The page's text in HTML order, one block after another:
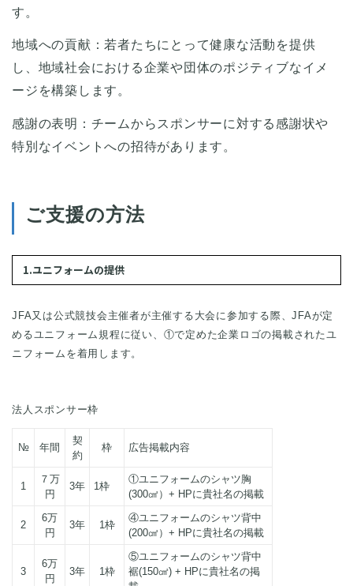
す。
地域への貢献：若者たちにとって健康な活動を提供
し、地域社会における企業や団体のポジティブなイメ
ージを構築します。
感謝の表明：チームからスポンサーに対する感謝状や
特別なイベントへの招待があります。
ご支援の方法
1.ユニフォームの提供
JFA又は公式競技会主催者が主催する大会に参加する際、JFAが定
めるユニフォーム規程に従い、①で定めた企業ロゴの掲載されたユ
ニフォームを着用します。
法人スポンサー枠
№ 年間
契
約
枠 広告掲載内容
1
７万
円
3年 1枠
①ユニフォームのシャツ胸
(300㎠）+ HPに貴社名の掲載
2
6万
円
3年 1枠
④ユニフォームのシャツ背中
(200㎠）+ HPに貴社名の掲載
3
6万
円
3年 1枠
⑤ユニフォームのシャツ背中
裾(150㎠) + HPに貴社名の掲